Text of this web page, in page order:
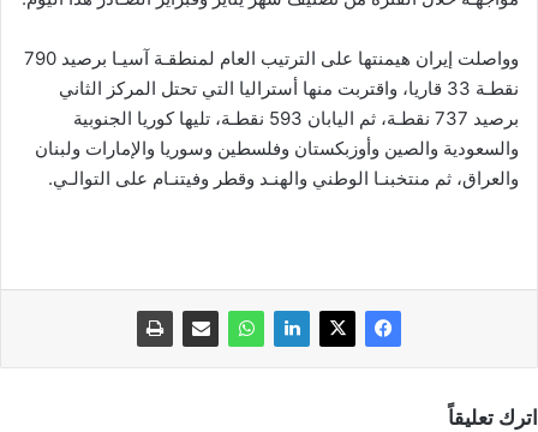
وواصلت إيران هيمنتها على الترتيب العام لمنطقـة آسيـا برصيد 790
نقطـة 33 قاريا، واقتربت منها أستراليا التي تحتل المركز الثاني
برصيد 737 نقطـة، ثم اليابان 593 نقطـة، تليها كوريا الجنوبية
والسعودية والصين وأوزبكستان وفلسطين وسوريا والإمارات ولبنان
والعراق، ثم منتخبنـا الوطني والهنـد وقطر وفيتنـام على التوالـي.
اترك تعليقاً